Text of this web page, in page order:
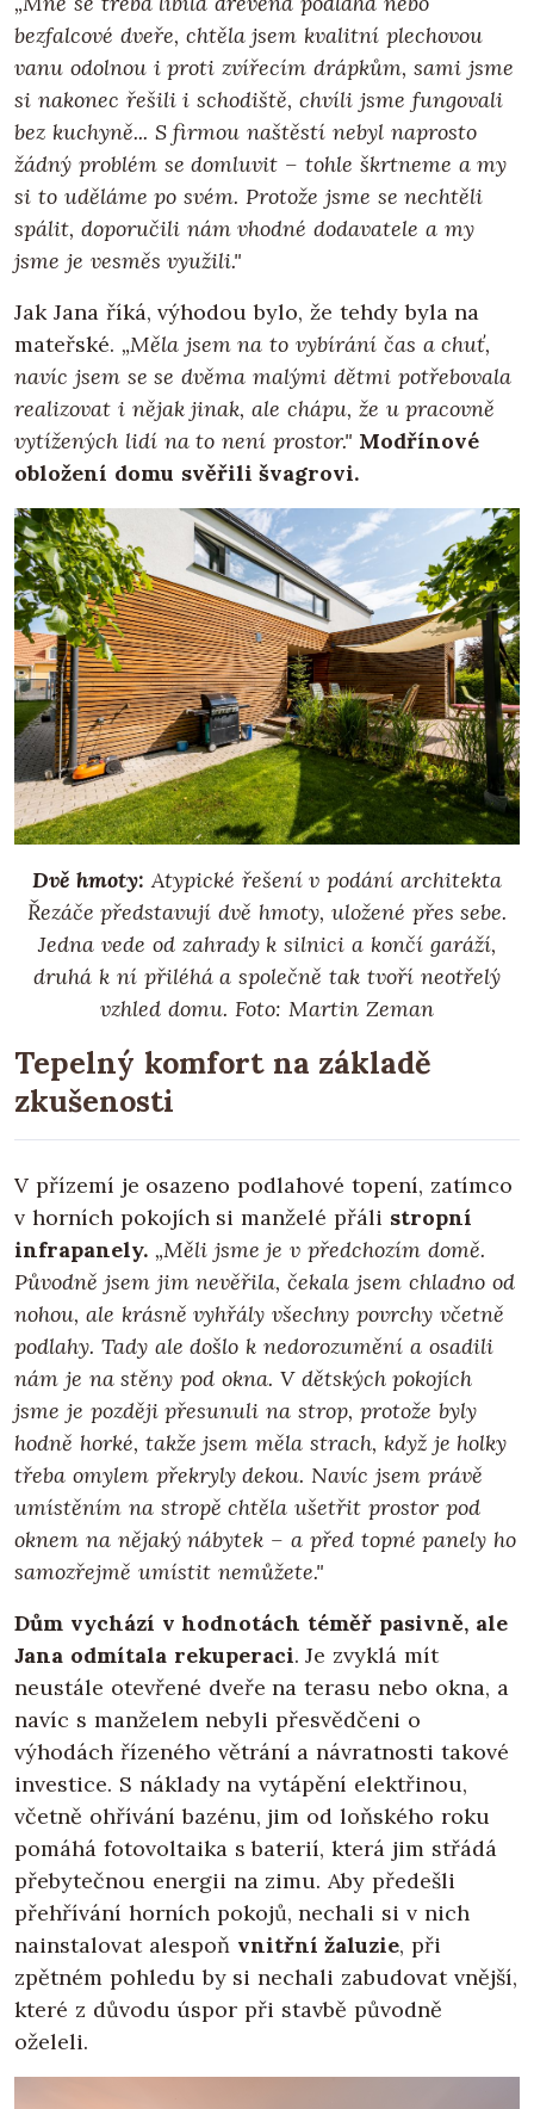
bezfalcové dveře, chtěla jsem kvalitní plechovou
vanu odolnou i proti zvířecím drápkům, sami jsme
si nakonec řešili i schodiště, chvíli jsme fungovali
bez kuchyně... S firmou naštěstí nebyl naprosto
žádný problém se domluvit – tohle škrtneme a my
si to uděláme po svém. Protože jsme se nechtěli
spálit, doporučili nám vhodné dodavatele a my
jsme je vesměs využili."
Jak Jana říká, výhodou bylo, že tehdy byla na
mateřské. „Měla jsem na to vybírání čas a chuť,
navíc jsem se se dvěma malými dětmi potřebovala
realizovat i nějak jinak, ale chápu, že u pracovně
vytížených lidí na to není prostor." Modřínové
obložení domu svěřili švagrovi.
Dvě hmoty: Atypické řešení v podání architekta
Řezáče představují dvě hmoty, uložené přes sebe.
Jedna vede od zahrady k silnici a končí garáží,
druhá k ní přiléhá a společně tak tvoří neotřelý
vzhled domu. Foto: Martin Zeman
Tepelný komfort na základě
zkušenosti
V přízemí je osazeno podlahové topení, zatímco
v horních pokojích si manželé přáli stropní
infrapanely. „Měli jsme je v předchozím domě.
Původně jsem jim nevěřila, čekala jsem chladno od
nohou, ale krásně vyhřály všechny povrchy včetně
podlahy. Tady ale došlo k nedorozumění a osadili
nám je na stěny pod okna. V dětských pokojích
jsme je později přesunuli na strop, protože byly
hodně horké, takže jsem měla strach, když je holky
třeba omylem překryly dekou. Navíc jsem právě
umístěním na stropě chtěla ušetřit prostor pod
oknem na nějaký nábytek – a před topné panely ho
samozřejmě umístit nemůžete."
Dům vychází v hodnotách téměř pasivně, ale
Jana odmítala rekuperaci. Je zvyklá mít
neustále otevřené dveře na terasu nebo okna, a
navíc s manželem nebyli přesvědčeni o
výhodách řízeného větrání a návratnosti takové
investice. S náklady na vytápění elektřinou,
včetně ohřívání bazénu, jim od loňského roku
pomáhá fotovoltaika s baterií, která jim střádá
přebytečnou energii na zimu. Aby předešli
přehřívání horních pokojů, nechali si v nich
nainstalovat alespoň vnitřní žaluzie, při
zpětném pohledu by si nechali zabudovat vnější,
které z důvodu úspor při stavbě původně
oželeli.